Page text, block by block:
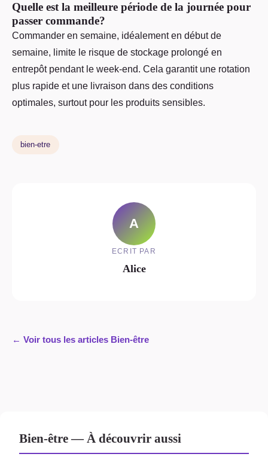
Quelle est la meilleure période de la journée pour
passer commande?
Commander en semaine, idéalement en début de
semaine, limite le risque de stockage prolongé en
entrepôt pendant le week-end. Cela garantit une rotation
plus rapide et une livraison dans des conditions
optimales, surtout pour les produits sensibles.
bien-etre
A
ECRIT PAR
Alice
← Voir tous les articles Bien-être
Bien-être — À découvrir aussi